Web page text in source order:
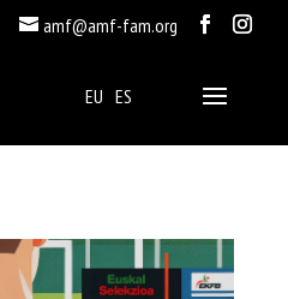
amf@amf-fam.org
EU ES